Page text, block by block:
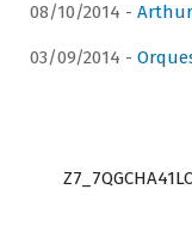
08/10/2014 -
03/09/2014 -